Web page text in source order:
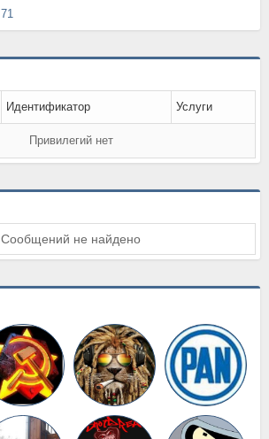
71
Идентификатор Услуги
Привилегий нет
Сообщений не найдено